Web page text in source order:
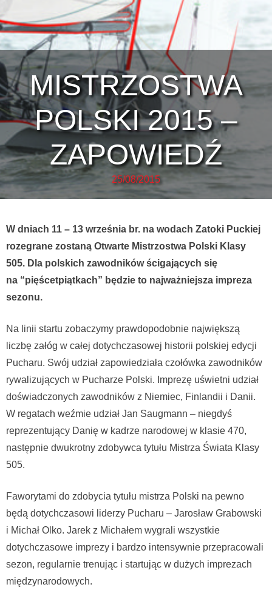
MISTRZOSTWA
POLSKI 2015 –
ZAPOWIEDŹ
25/08/2015
W dniach 11 – 13 września br. na wodach Zatoki Puckiej
rozegrane zostaną Otwarte Mistrzostwa Polski Klasy
505. Dla polskich zawodników ścigających się
na “pięścetpiątkach” będzie to najważniejsza impreza
sezonu.
Na linii startu zobaczymy prawdopodobnie największą
liczbę załóg w całej dotychczasowej historii polskiej edycji
Pucharu. Swój udział zapowiedziała czołówka zawodników
rywalizujących w Pucharze Polski. Imprezę uświetni udział
doświadczonych zawodników z Niemiec, Finlandii i Danii.
W regatach weźmie udział Jan Saugmann – niegdyś
reprezentujący Danię w kadrze narodowej w klasie 470,
następnie dwukrotny zdobywca tytułu Mistrza Świata Klasy
505.
Faworytami do zdobycia tytułu mistrza Polski na pewno
będą dotychczasowi liderzy Pucharu – Jarosław Grabowski
i Michał Olko. Jarek z Michałem wygrali wszystkie
dotychczasowe imprezy i bardzo intensywnie przepracowali
sezon, regularnie trenując i startując w dużych imprezach
międzynarodowych.